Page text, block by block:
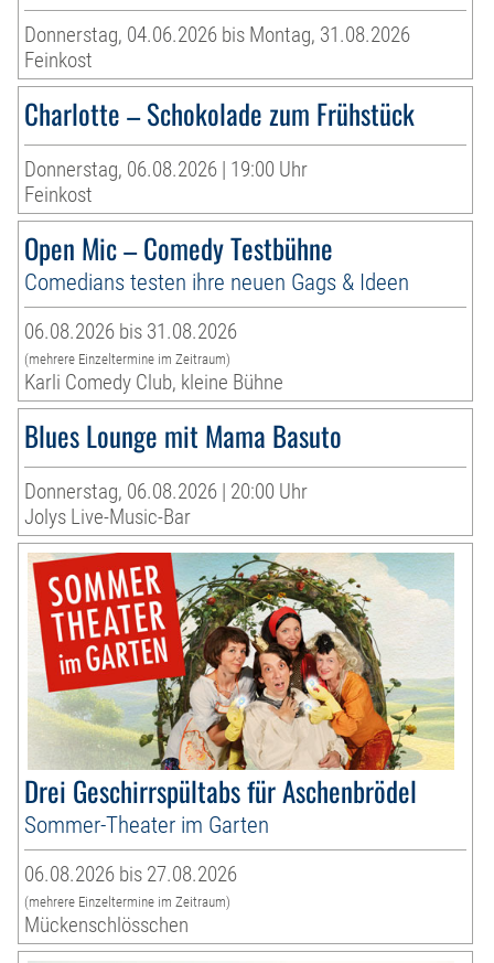
Donnerstag, 04.06.2026 bis Montag, 31.08.2026
Feinkost
Charlotte – Schokolade zum Frühstück
Donnerstag, 06.08.2026 | 19:00 Uhr
Feinkost
Open Mic – Comedy Testbühne
Comedians testen ihre neuen Gags & Ideen
06.08.2026 bis 31.08.2026
(mehrere Einzeltermine im Zeitraum)
Karli Comedy Club, kleine Bühne
Blues Lounge mit Mama Basuto
Donnerstag, 06.08.2026 | 20:00 Uhr
Jolys Live-Music-Bar
Drei Geschirrspültabs für Aschenbrödel
Sommer-Theater im Garten
06.08.2026 bis 27.08.2026
(mehrere Einzeltermine im Zeitraum)
Mückenschlösschen